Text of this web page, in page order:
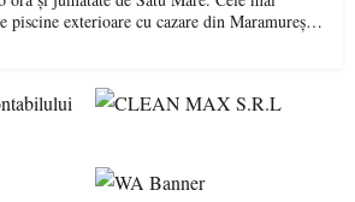
piscine exterioare cu cazare din Maramureș,
escapadă de vară